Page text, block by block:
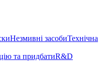
Незмивні засобиТехнічна
та придбатиR&D